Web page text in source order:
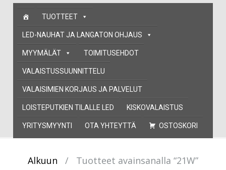
Skip
content
TUOTTEET
LED-NAUHAT JA LANGATON OHJAUS
MYYMÄLÄT TOIMITUSEHDOT
VALAISTUSSUUNNITTELU
VALAISIMIEN KORJAUS JA PALVELUT
LOISTEPUTKIEN TILALLE LED KISKOVALAISTUS
YRITYSMYYNTI OTA YHTEYTTÄ OSTOSKORI
Alkuun / Tuotteet avainsanalla “21W”